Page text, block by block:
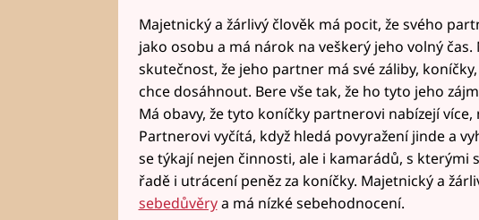
Majetnický a žárlivý člověk má pocit, že svého
jako osobu a má nárok na veškerý jeho volný
skutečnost, že jeho partner má své záliby,
chce dosáhnout. Bere vše tak, že ho tyto jeho
Má obavy, že tyto koníčky partnerovi nabízejí
Partnerovi vyčítá, když hledá povyražení jinde a
se týkají nejen činnosti, ale i kamarádů, s kterými
řadě i utrácení peněz za koníčky. Majetnický a
sebedůvěrya má nízké sebehodnocení.